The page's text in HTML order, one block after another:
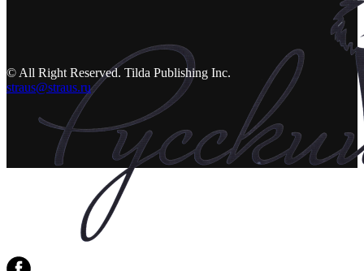
© All Right Reserved. Tilda Publishing Inc.
straus@straus.ru